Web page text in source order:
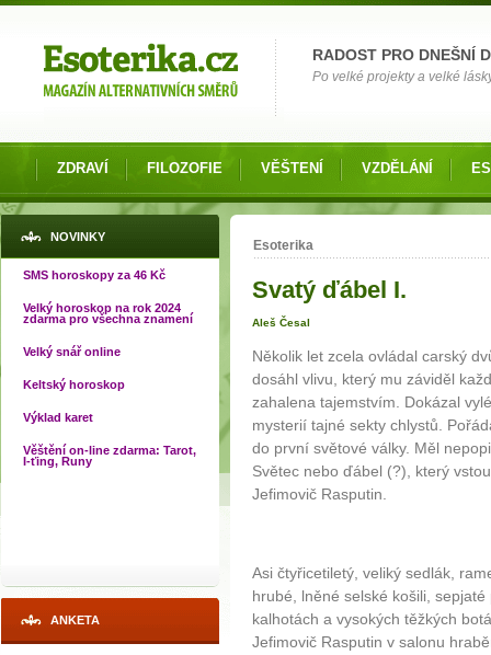
RADOST PRO DNEŠNÍ
Po velké projekty a velké
ZDRAVÍ FILOZOFIE VĚŠTENÍ VZDĚLÁNÍ
NOVINKY
SMS horoskopy za 46 Kč
Velký horoskop na rok 2024
zdarma pro všechna znamení
Velký snář online
Keltský horoskop
Výklad karet
Věštění on-line zdarma: Tarot,
I-ťing, Runy
ANKETA
Jste zde
Esoterika
Svatý ďábel I.
Aleš Česal
Několik let zcela ovládal carský
dosáhl vlivu, který mu záviděl
zahalena tajemstvím. Dokázal
mysterií tajné sekty chlystů.
do první světové války. Měl
Světec nebo ďábel (?), který
Jefimovič Rasputin.
Asi čtyřicetiletý, veliký sedlák,
hrubé, lněné selské košili,
kalhotách a vysokých těžkých
Jefimovič Rasputin v salonu